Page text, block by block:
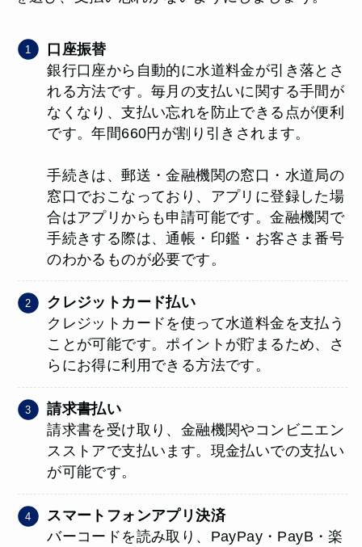
口座振替
銀行口座から自動的に水道料金が引き落とさ
れる方法です。毎月の支払いに関する手間が
なくなり、支払い忘れを防止できる点が便利
です。年間660円が割り引きされます。
手続きは、郵送・金融機関の窓口・水道局の
窓口でおこなっており、アプリに登録した場
合はアプリからも申請可能です。金融機関で
手続きする際は、通帳・印鑑・お客さま番号
のわかるものが必要です。
クレジットカード払い
クレジットカードを使って水道料金を支払う
ことが可能です。ポイントが貯まるため、さ
らにお得に利用できる方法です。
請求書払い
請求書を受け取り、金融機関やコンビニエン
スストアで支払います。現金払いでの支払い
が可能です。
スマートフォンアプリ決済
バーコードを読み取り、PayPay・PayB・楽